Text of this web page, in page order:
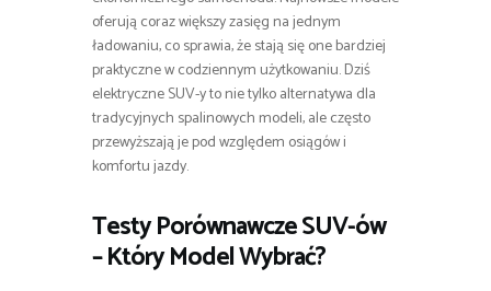
oferują coraz większy zasięg na jednym
ładowaniu, co sprawia, że stają się one bardziej
praktyczne w codziennym użytkowaniu. Dziś
elektryczne SUV-y to nie tylko alternatywa dla
tradycyjnych spalinowych modeli, ale często
przewyższają je pod względem osiągów i
komfortu jazdy.
Testy Porównawcze SUV-ów
– Który Model Wybrać?